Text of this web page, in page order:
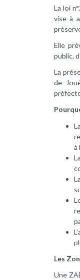
La loi
vise à
Elle
public,
La
de
à
Les
Une